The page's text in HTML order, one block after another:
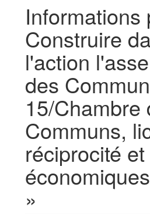
Informations
Construire
l'action
des
15/Chambre
Communs,
réciprocité
»